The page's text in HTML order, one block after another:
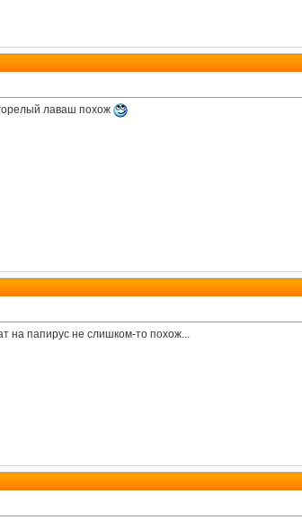
лаваш похож
на папирус не слишком-то похож...